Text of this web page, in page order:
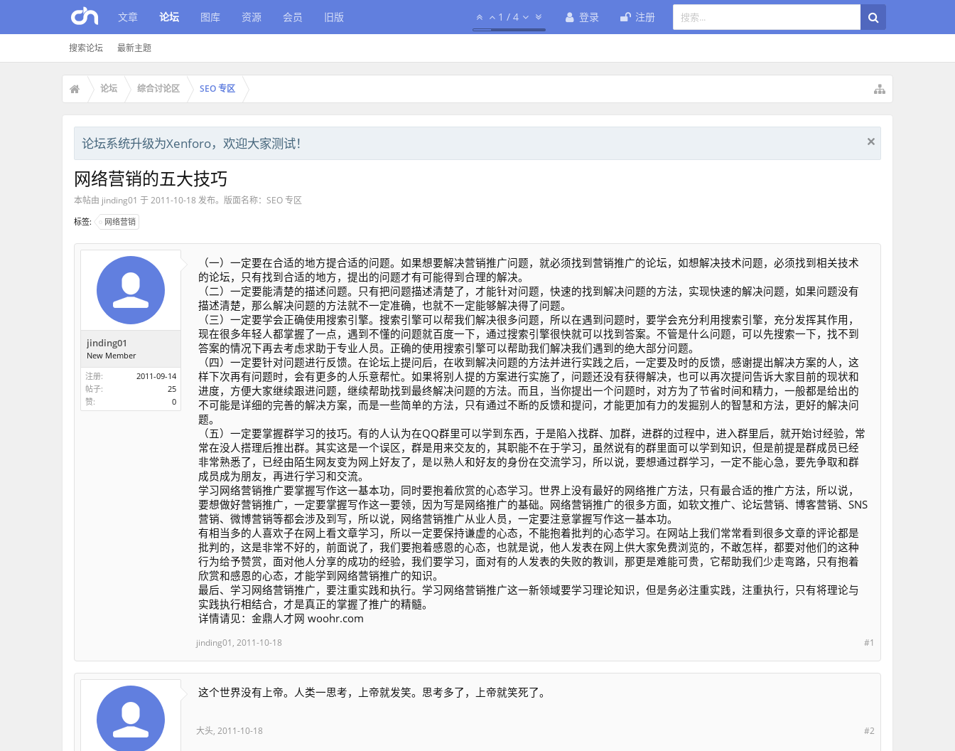
文章 论坛
搜索论坛 最新主题
图库 资源 会员 旧版 1 /4 登录 注册
论坛 综合讨论区 SEO 专区
论坛系统升级为Xenforo，欢迎大家测试！
网络营销的五大技巧
本帖由 jinding01 于2011-10-18 发布。版面名称： SEO 专区
标签: 网络营销
jinding01
New Member
注册:
2011-09-14
帖子:
25
赞:
0
（一）一定要在合适的地方提合适的问题。如果想要解决营销推广问题，就必须找到营销推广的论坛，如想解决技术问题，必须找到相关技术
的论坛，只有找到合适的地方，提出的问题才有可能得到合理的解决。
（二）一定要能清楚的描述问题。只有把问题描述清楚了，才能针对问题，快速的找到解决问题的方法，实现快速的解决问题，如果问题没有
描述清楚，那么解决问题的方法就不一定准确，也就不一定能够解决得了问题。
（三）一定要学会正确使用搜索引擎。搜索引擎可以帮我们解决很多问题，所以在遇到问题时，要学会充分利用搜索引擎，充分发挥其作用，
现在很多年轻人都掌握了一点，遇到不懂的问题就百度一下，通过搜索引擎很快就可以找到答案。不管是什么问题，可以先搜索一下，找不到
答案的情况下再去考虑求助于专业人员。正确的使用搜索引擎可以帮助我们解决我们遇到的绝大部分问题。
（四）一定要针对问题进行反馈。在论坛上提问后，在收到解决问题的方法并进行实践之后，一定要及时的反馈，感谢提出解决方案的人，这
样下次再有问题时，会有更多的人乐意帮忙。如果将别人提的方案进行实施了，问题还没有获得解决，也可以再次提问告诉大家目前的现状和
进度，方便大家继续跟进问题，继续帮助找到最终解决问题的方法。而且，当你提出一个问题时，对方为了节省时间和精力，一般都是给出的
不可能是详细的完善的解决方案，而是一些简单的方法，只有通过不断的反馈和提问，才能更加有力的发掘别人的智慧和方法，更好的解决问
题。
（五）一定要掌握群学习的技巧。有的人认为在QQ群里可以学到东西，于是陷入找群、加群，进群的过程中，进入群里后，就开始讨经验，常
常在没人搭理后推出群。其实这是一个误区，群是用来交友的，其职能不在于学习，虽然说有的群里面可以学到知识，但是前提是群成员已经
非常熟悉了，已经由陌生网友变为网上好友了，是以熟人和好友的身份在交流学习，所以说，要想通过群学习，一定不能心急，要先争取和群
成员成为朋友，再进行学习和交流。
学习网络营销推广要掌握写作这一基本功，同时要抱着欣赏的心态学习。世界上没有最好的网络推广方法，只有最合适的推广方法，所以说，
要想做好营销推广，一定要掌握写作这一要领，因为写是网络推广的基础。网络营销推广的很多方面，如软文推广、论坛营销、博客营销、SNS
营销、微博营销等都会涉及到写，所以说，网络营销推广从业人员，一定要注意掌握写作这一基本功。
有相当多的人喜欢子在网上看文章学习，所以一定要保持谦虚的心态，不能抱着批判的心态学习。在网站上我们常常看到很多文章的评论都是
批判的，这是非常不好的，前面说了，我们要抱着感恩的心态，也就是说，他人发表在网上供大家免费浏览的，不敢怎样，都要对他们的这种
行为给予赞赏，面对他人分享的成功的经验，我们要学习，面对有的人发表的失败的教训，那更是难能可贵，它帮助我们少走弯路，只有抱着
欣赏和感恩的心态，才能学到网络营销推广的知识。
最后、学习网络营销推广，要注重实践和执行。学习网络营销推广这一新领域要学习理论知识，但是务必注重实践，注重执行，只有将理论与
实践执行相结合，才是真正的掌握了推广的精髓。
详情请见：金鼎人才网 woohr.com
#1
jinding01 , 2011-10-18
这个世界没有上帝。人类一思考，上帝就发笑。思考多了，上帝就笑死了。
#2
大头, 2011-10-18